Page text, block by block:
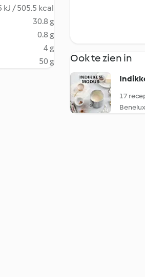
kJ / 505.5 kcal
30.8 g
0.8 g
4 g
50 g Ook te zien in
17
Benelux